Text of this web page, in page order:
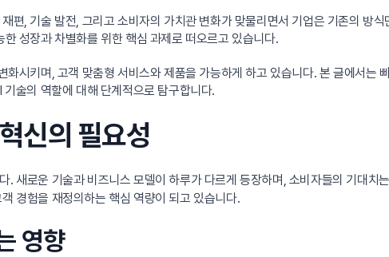
편, 기술 발전, 그리고 소비자의 가치관 변화가 맞물리면서 기업은 기존의 방
성장과 차별화를 위한 핵심 과제로 떠오르고 있습니다.
시키며, 고객 맞춤형 서비스와 제품을 가능하게 하고 있습니다. 본 글에서는
술의 역할에 대해 단계적으로 탐구합니다.
신의 필요성
. 새로운 기술과 비즈니스 모델이 하루가 다르게 등장하며, 소비자들의 기대치
경험을 재정의하는 핵심 역량이 되고 있습니다.
영향